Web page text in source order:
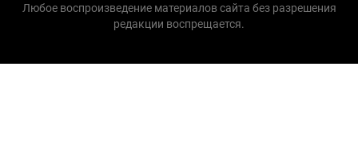
Любое воспроизведение материалов сайта без разрешения
редакции воспрещается.